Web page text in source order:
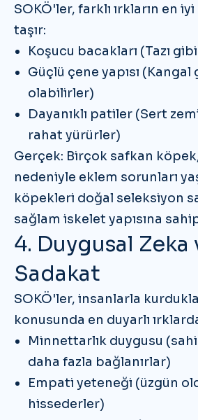
SOKÖ'ler, farklı ırkların en
taşır:
Koşucu bacakları (Tazı
Güçlü çene yapısı (Kangal
olabilirler)
Dayanıklı patiler (Sert
rahat yürürler)
Gerçek: Birçok safkan
nedeniyle eklem sorunları
köpekleri doğal seleksiyon
sağlam iskelet yapısına
4. Duygusal Zeka
Sadakat
SOKÖ'ler, insanlarla
konusunda en duyarlı
Minnettarlık duygusu
daha fazla bağlanırlar)
Empati yeteneği (üzgün
hissederler)